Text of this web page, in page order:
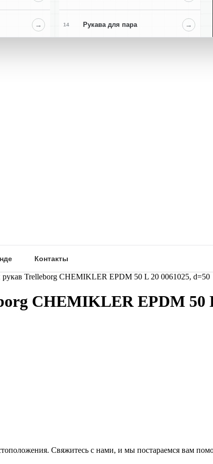
→ 14 Рукава для пара →
Контакты
Trelleborg CHEMIKLER EPDM 50 L 20 0061025, d=50
CHEMIKLER EPDM 50 L
Свяжитесь с нами, и мы постараемся вам